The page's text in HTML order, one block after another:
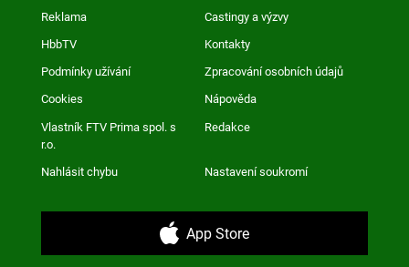
Reklama Castingy a výzvy
HbbTV Kontakty
Podmínky užívání Zpracování osobních údajů
Cookies Nápověda
Vlastník FTV Prima spol. s
r.o.
Redakce
Nahlásit chybu Nastavení soukromí
App Store